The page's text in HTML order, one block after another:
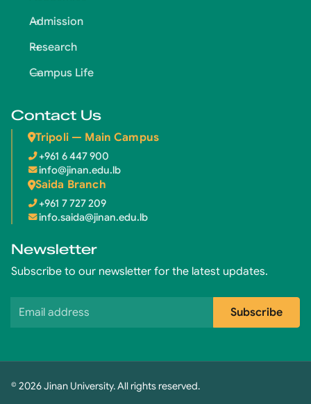
Admission
Research
Campus Life
Contact Us
Tripoli — Main Campus
+961 6 447 900
info@jinan.edu.lb
Saida Branch
+961 7 727 209
info.saida@jinan.edu.lb
Newsletter
Subscribe to our newsletter for the latest updates.
Email address
Subscribe
© 2026 Jinan University. All rights reserved.